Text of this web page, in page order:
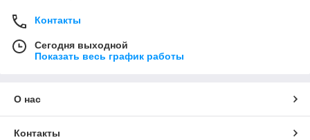
Контакты
Сегодня выходной
Показать весь график работы
О нас
Контакты